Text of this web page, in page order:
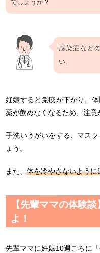
でしょうか？
感染症など
い。
妊娠すると免疫が下がり、
薬が飲めなくなるため、注意
手洗いうがいをする、マス
ょう。
また、体を冷やさないよう
【先輩ママの体験
よ！
先輩ママに妊娠10週ころに